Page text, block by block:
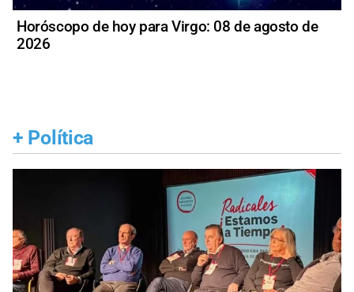
Horóscopo de hoy para Virgo: 08 de agosto de
2026
+ Política